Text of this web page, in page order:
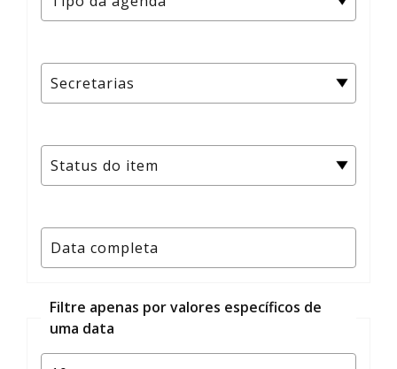
Filtre apenas por valores específicos de
uma data